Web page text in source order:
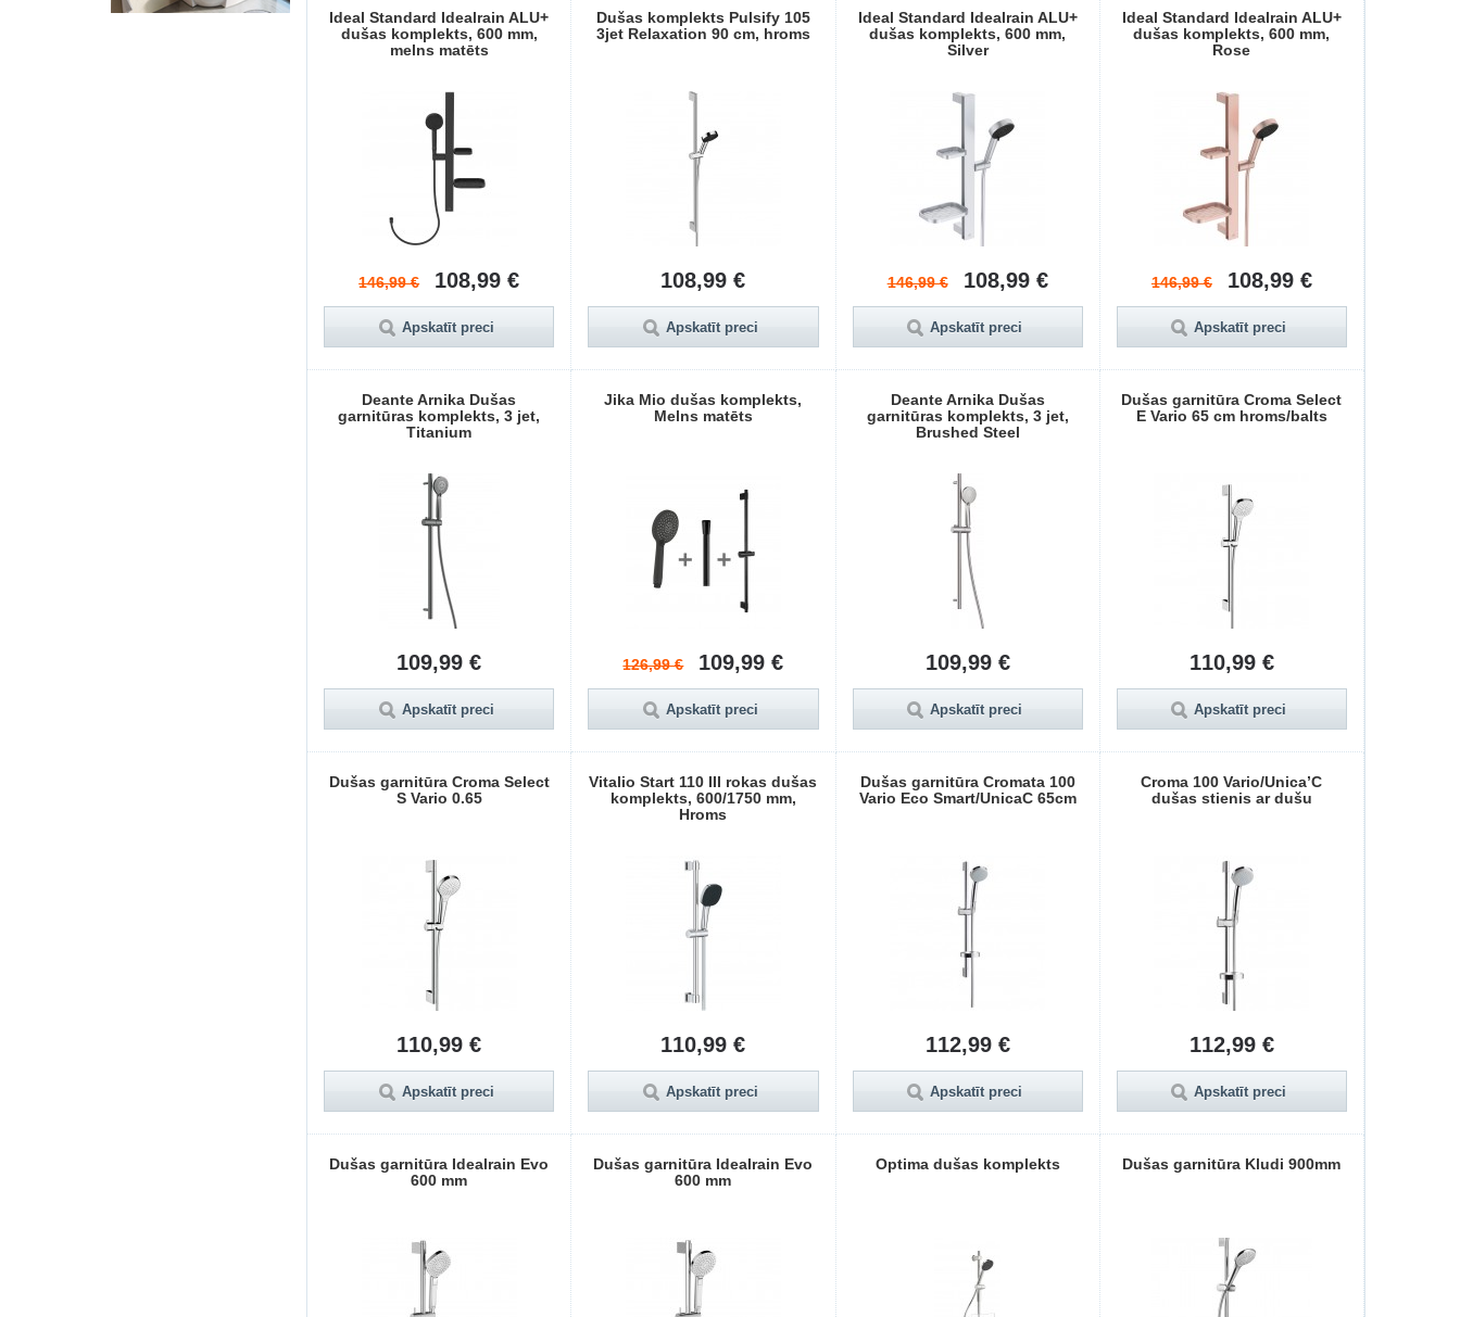
Ideal Standard Idealrain ALU+
dušas komplekts, 600 mm,
melns matēts
146,99 € 108,99 €
Apskatīt preci
Dušas komplekts Pulsify 105
3jet Relaxation 90 cm, hroms
108,99 €
Apskatīt preci
Ideal Standard Idealrain ALU+
dušas komplekts, 600 mm,
Silver
146,99 € 108,99 €
Apskatīt preci
Ideal Standard Idealrain ALU+
dušas komplekts, 600 mm,
Rose
146,99 € 108,99 €
Apskatīt preci
Deante Arnika Dušas
garnitūras komplekts, 3 jet,
Titanium
109,99 €
Apskatīt preci
Jika Mio dušas komplekts,
Melns matēts
126,99 € 109,99 €
Apskatīt preci
Deante Arnika Dušas
garnitūras komplekts, 3 jet,
Brushed Steel
109,99 €
Apskatīt preci
Dušas garnitūra Croma Select
E Vario 65 cm hroms/balts
110,99 €
Apskatīt preci
Dušas garnitūra Croma Select
S Vario 0.65
110,99 €
Apskatīt preci
Vitalio Start 110 III rokas dušas
komplekts, 600/1750 mm,
Hroms
110,99 €
Apskatīt preci
Dušas garnitūra Cromata 100
Vario Eco Smart/UnicaC 65cm
112,99 €
Apskatīt preci
Croma 100 Vario/Unica’C
dušas stienis ar dušu
112,99 €
Apskatīt preci
Dušas garnitūra Idealrain Evo
600 mm
Dušas garnitūra Idealrain Evo
600 mm
Optima dušas komplekts Dušas garnitūra Kludi 900mm